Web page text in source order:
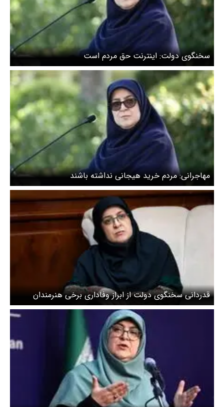
سخنگوی دولت: اینترنت حق مردم است
مهاجرانی: مردم خرید هیجانی نداشته باشند
قدردانی سخنگوی دولت از ابراز وفاداری برخی هنرمندان